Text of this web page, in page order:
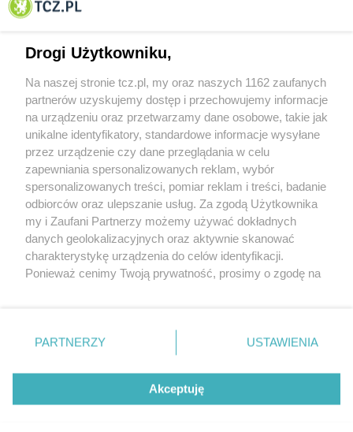
O FIRMIE POLITYKA PRYWATNOŚCI HOSTING
REKLAMA WSPÓŁPRACA RSS FACEBOOK KONTAKT
Nasze serwisy
Aktualności
Tcz24
Historia miasta
Muzyka i kultura
Archiwum wydarzeń
Zdjęcia miasta
Drogi Użytkowniku,
Na naszej stronie tcz.pl, my oraz naszych 1162 zaufanych
partnerów uzyskujemy dostęp i przechowujemy informacje
na urządzeniu oraz przetwarzamy dane osobowe, takie jak
unikalne identyfikatory, standardowe informacje wysyłane
przez urządzenie czy dane przeglądania w celu
zapewniania spersonalizowanych reklam, wybór
spersonalizowanych treści, pomiar reklam i treści, badanie
odbiorców oraz ulepszanie usług. Za zgodą Użytkownika
my i Zaufani Partnerzy możemy używać dokładnych
danych geolokalizacyjnych oraz aktywnie skanować
charakterystykę urządzenia do celów identyfikacji.
Ponieważ cenimy Twoją prywatność, prosimy o zgodę na
znajdujący się w lewym dolnym rogu strony
. Niektóre
przetwarzaniu. Preferencje będą miały zastosowania tylko
PARTNERZY USTAWIENIA
Akceptuję